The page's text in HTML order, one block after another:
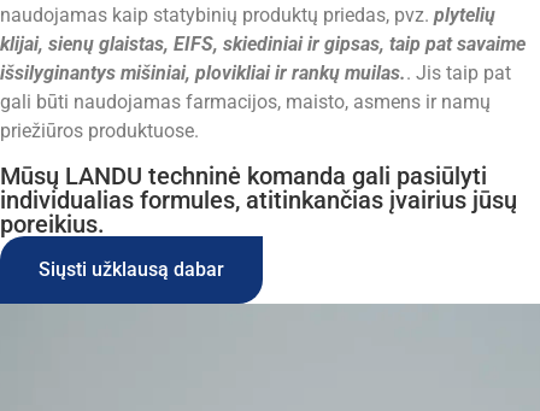
naudojamas kaip statybinių produktų priedas, pvz. plytelių
klijai, sienų glaistas, EIFS, skiediniai ir gipsas, taip pat savaime
išsilyginantys mišiniai, plovikliai ir rankų muilas.. Jis taip pat
gali būti naudojamas farmacijos, maisto, asmens ir namų
priežiūros produktuose.
Mūsų LANDU techninė komanda gali pasiūlyti
individualias formules, atitinkančias įvairius jūsų
poreikius.
Siųsti užklausą dabar